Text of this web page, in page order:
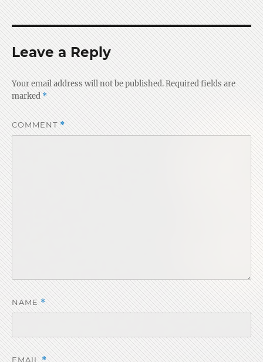
Leave a Reply
Your email address will not be published.Required fields are
marked*
COMMENT *
NAME*
EMAIL *